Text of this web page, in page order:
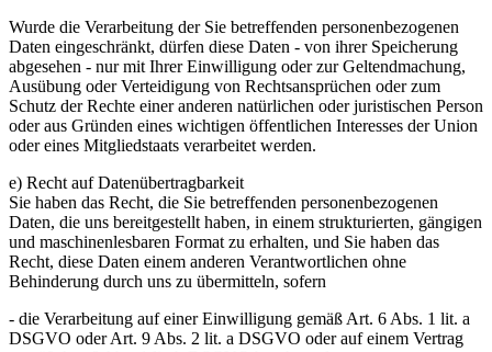
Wurde die Verarbeitung der Sie betreffenden personenbezogenen
Daten eingeschränkt, dürfen diese Daten - von ihrer Speicherung
abgesehen - nur mit Ihrer Einwilligung oder zur Geltendmachung,
Ausübung oder Verteidigung von Rechtsansprüchen oder zum
Schutz der Rechte einer anderen natürlichen oder juristischen Person
oder aus Gründen eines wichtigen öffentlichen Interesses der Union
oder eines Mitgliedstaats verarbeitet werden.
e) Recht auf Datenübertragbarkeit
Sie haben das Recht, die Sie betreffenden personenbezogenen
Daten, die uns bereitgestellt haben, in einem strukturierten, gängigen
und maschinenlesbaren Format zu erhalten, und Sie haben das
Recht, diese Daten einem anderen Verantwortlichen ohne
Behinderung durch uns zu übermitteln, sofern
- die Verarbeitung auf einer Einwilligung gemäß Art. 6 Abs. 1 lit. a
DSGVO oder Art. 9 Abs. 2 lit. a DSGVO oder auf einem Vertrag